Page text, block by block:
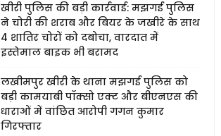
खीरी पुलिस की बड़ी कार्रवाई: मझगई पुलिस
ने चोरी की शराब और बियर के जखीरे के साथ
4 शातिर चोरों को दबोचा, वारदात में
इस्तेमाल बाइक भी बरामद
लखीमपुर खीरी के थाना मझगई पुलिस को
बड़ी कामयाबी पॉक्सो एक्ट और बीएनएस की
धाराओं में वांछित आरोपी गगन कुमार
गिरफ्तार